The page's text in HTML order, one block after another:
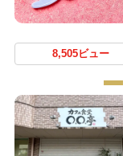
8,505ビュー